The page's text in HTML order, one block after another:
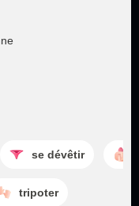
se dévêtir
tripoter